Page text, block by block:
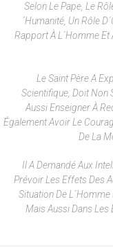
Selon Le Pape, Le
´humanité, Un Rôle
Rapport À L´homme Et
Le Saint Père A
Scientifique, Doit Non
Aussi Enseigner À
Également Avoir Le
De La
Il A Demandé Aux
Prévoir Les Effets Des
Situation De L´homme
Mais Aussi Dans Les